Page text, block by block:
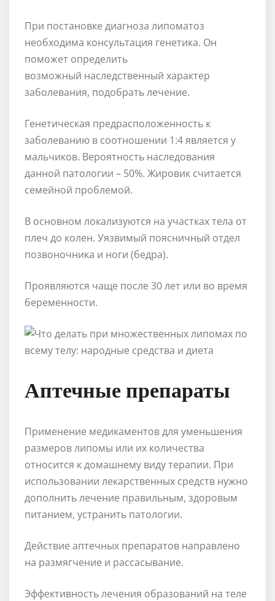
При постановке диагноза липоматоз
необходима консультация генетика. Он
поможет определить
возможный наследственный характер
заболевания, подобрать лечение.
Генетическая предрасположенность к
заболеванию в соотношении 1:4 является у
мальчиков. Вероятность наследования
данной патологии – 50%. Жировик считается
семейной проблемой.
В основном локализуются на участках тела от
плеч до колен. Уязвимый поясничный отдел
позвоночника и ноги (бедра).
Проявляются чаще после 30 лет или во время
беременности.
Аптечные препараты
Применение медикаментов для уменьшения
размеров липомы или их количества
относится к домашнему виду терапии. При
использовании лекарственных средств нужно
дополнить лечение правильным, здоровым
питанием, устранить патологии.
Действие аптечных препаратов направлено
на размягчение и рассасывание.
Эффективность лечения образований на теле